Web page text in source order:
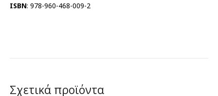
ISBN: 978-960-468-009-2
Σχετικά προϊόντα